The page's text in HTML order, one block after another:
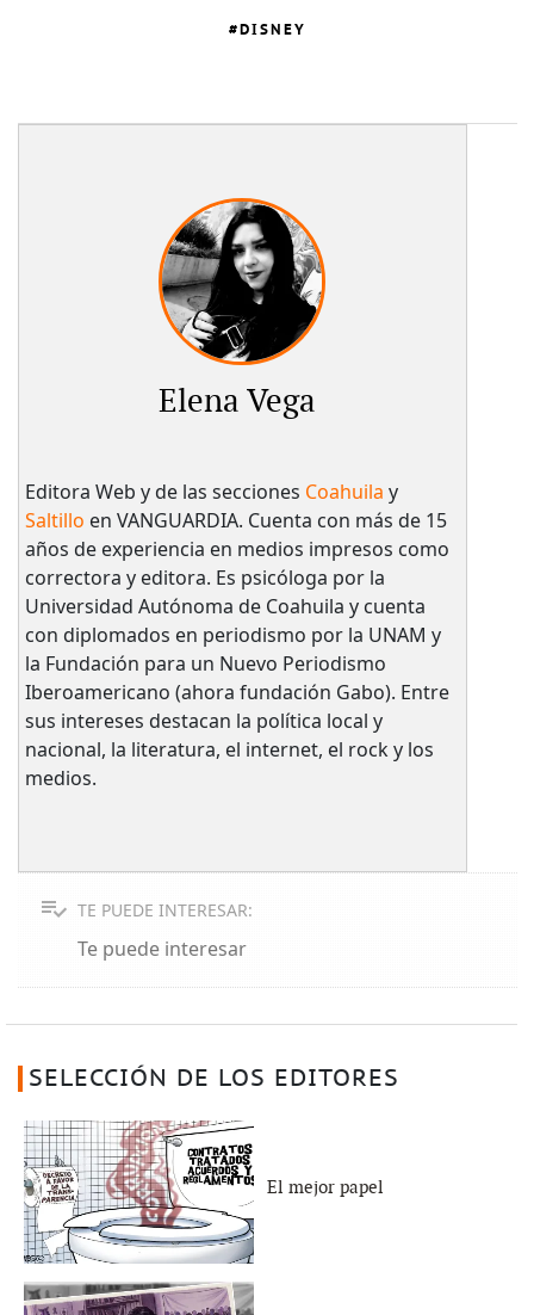
DISNEY
Elena Vega
Editora Web y de las secciones Coahuila y
Saltillo en VANGUARDIA. Cuenta con más de 15
años de experiencia en medios impresos como
correctora y editora. Es psicóloga por la
Universidad Autónoma de Coahuila y cuenta
con diplomados en periodismo por la UNAM y
la Fundación para un Nuevo Periodismo
Iberoamericano (ahora fundación Gabo). Entre
sus intereses destacan la política local y
nacional, la literatura, el internet, el rock y los
medios.
TE PUEDE INTERESAR:
Te puede interesar
SELECCIÓN DE LOS EDITORES
El mejor papel